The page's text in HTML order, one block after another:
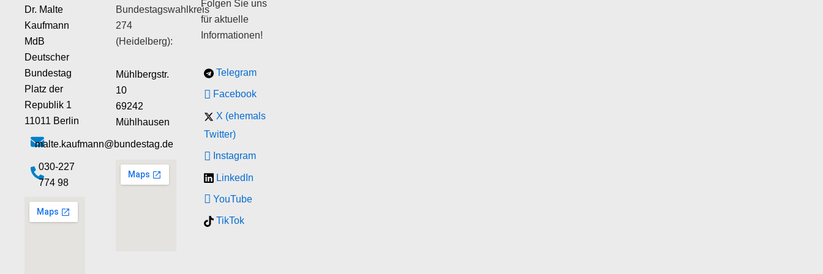
Dr. Malte
Kaufmann
MdB
Deutscher
Bundestag
Platz der
Republik 1
11011 Berlin
malte.kaufmann@bundestag.de
‭030-227
774 98‬
Bundestagswahlkreis
274
(Heidelberg):
Mühlbergstr.
10
69242
Mühlhausen
Folgen Sie uns
für aktuelle
Informationen!
Telegram
Facebook
X (ehemals
Twitter)
Instagram
LinkedIn
YouTube
TikTok